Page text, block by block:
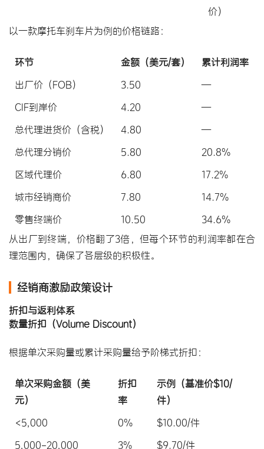
价）
以一款摩托车刹车片为例的价格链路：
环节 金额（美元/套）
累计利润率
出厂价（FOB）
3.50
—
CIF到岸价
4.20
—
总代理进货价（含税）
4.80
—
总代理分销价
5.80
20.8%
区域代理价
6.80
17.2%
城市经销商价
7.80
14.7%
零售终端价
10.50
34.6%
从出厂到终端，价格翻了3倍，但每个环节的利润率都在合
理范围内，确保了各层级的积极性。
经销商激励政策设计
折扣与返利体系
数量折扣（Volume Discount）
根据单次采购量或累计采购量给予阶梯式折扣：
单次采购金额（美
元）
折扣
率
示例（基准价$10/
件）
<5,000
0%
$10.00/件
5,000-20,000
3%
$9.70/件